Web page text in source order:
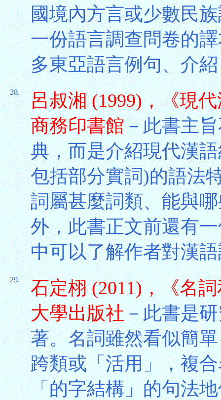
國境內方言或少數民
一份語言調查問卷的
多東亞語言例句、介
28.
呂叔湘 (1999)，《現
商務印書館－此書主
典，而是介紹現代漢
包括部分實詞)的語法
詞屬甚麼詞類、能與
外，此書正文前還有
中可以了解作者對漢
29.
石定栩 (2011)，《名
大學出版社－此書是
著。名詞雖然看似簡
跨類或「活用」，複
「的字結構」的句法